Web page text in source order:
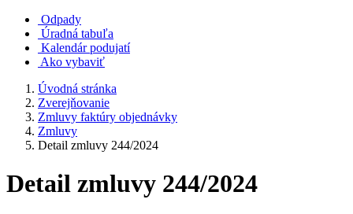
Odpady
Úradná tabuľa
Kalendár podujatí
Ako vybaviť
Úvodná stránka
Zverejňovanie
Zmluvy faktúry objednávky
Zmluvy
Detail zmluvy 244/2024
Detail zmluvy 244/2024